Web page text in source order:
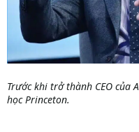
Trước khi trở thành CEO của
học Princeton.